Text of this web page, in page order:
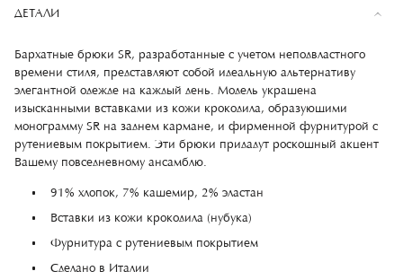
ДЕТАЛИ
Бархатные брюки SR, разработанные с учетом неподвластного
времени стиля, представляют собой идеальную альтернативу
элегантной одежде на каждый день. Модель украшена
изысканными вставками из кожи крокодила, образующими
монограмму SR на заднем кармане, и фирменной фурнитурой с
рутениевым покрытием. Эти брюки придадут роскошный акцент
Вашему повседневному ансамблю.
91% хлопок, 7% кашемир, 2% эластан
Вставки из кожи крокодила (нубука)
Фурнитура с рутениевым покрытием
Сделано в Италии